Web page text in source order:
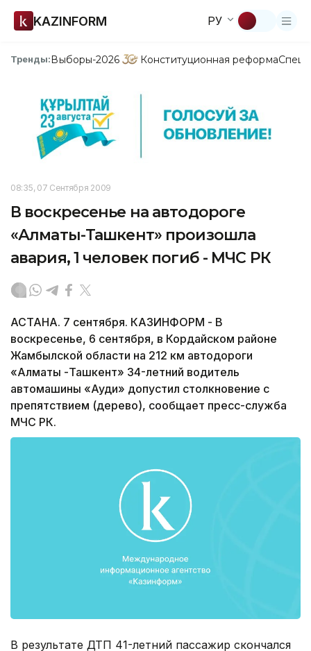
KAZINFORM РУ
Тренды:Выборы-2026 Конституционная реформа
08:35, 07 Сентября 2009
В воскресенье на автодороге
«Алматы-Ташкент» произошла
авария, 1 человек погиб - МЧС РК
АСТАНА. 7 сентября. КАЗИНФОРМ - В
воскресенье, 6 сентября, в Кордайском районе
Жамбылской области на 212 км автодороги
«Алматы -Ташкент» 34-летний водитель
автомашины «Ауди» допустил столкновение с
препятствием (дерево), сообщает пресс-служба
МЧС РК.
В результате ДТП 41-летний пассажир скончался